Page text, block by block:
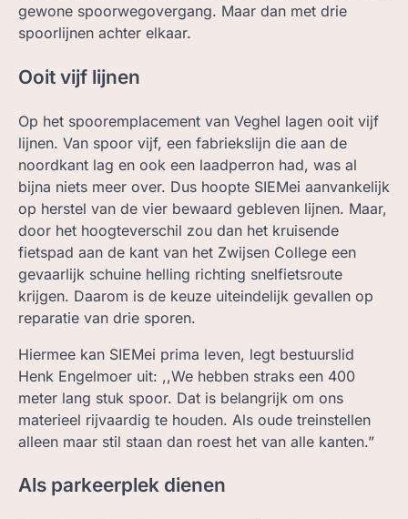
gewone spoorwegovergang. Maar dan met drie
spoorlijnen achter elkaar.
Ooit vijf lijnen
Op het spooremplacement van Veghel lagen ooit vijf
lijnen. Van spoor vijf, een fabriekslijn die aan de
noordkant lag en ook een laadperron had, was al
bijna niets meer over. Dus hoopte SIEMei aanvankelijk
op herstel van de vier bewaard gebleven lijnen. Maar,
door het hoogteverschil zou dan het kruisende
fietspad aan de kant van het Zwijsen College een
gevaarlijk schuine helling richting snelfietsroute
krijgen. Daarom is de keuze uiteindelijk gevallen op
reparatie van drie sporen.
Hiermee kan SIEMei prima leven, legt bestuurslid
Henk Engelmoer uit: ,,We hebben straks een 400
meter lang stuk spoor. Dat is belangrijk om ons
materieel rijvaardig te houden. Als oude treinstellen
alleen maar stil staan dan roest het van alle kanten.”
Als parkeerplek dienen